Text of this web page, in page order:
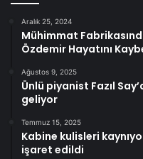
Aralık 25, 2024
Mühimmat
Özdemir Hayatını
Ağustos 9, 2025
Ünlü piyanist Fazıl
geliyor
Temmuz 15, 2025
Kabine kulisleri
işaret edildi